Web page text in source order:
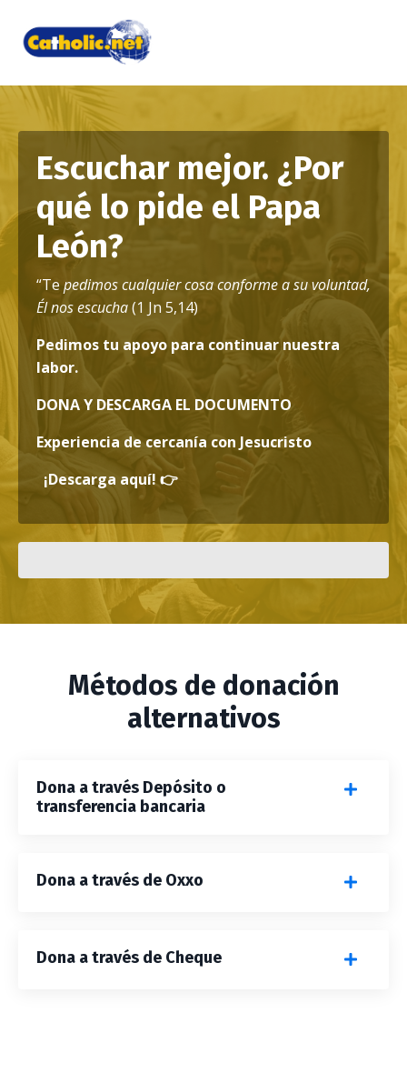
Escuchar mejor. ¿Por
qué lo pide el Papa
León?
“Te pedimos cualquier cosa conforme a su voluntad,
Él nos escucha(1 Jn 5,14)
Pedimos tu apoyo para continuar nuestra
labor.
DONA Y DESCARGA EL DOCUMENTO
Experiencia de cercanía con Jesucristo
¡Descarga aquí!👉
Métodos de donación
alternativos
Dona a través Depósito o
transferencia bancaria
Dona a través de Oxxo
Dona a través de Cheque